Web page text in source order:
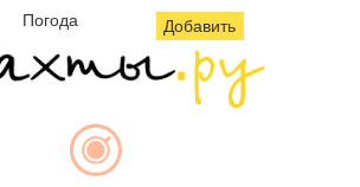
Погода Добавить